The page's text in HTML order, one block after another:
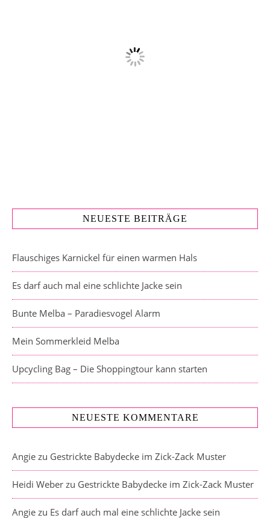
NEUESTE BEITRÄGE
Flauschiges Karnickel für einen warmen Hals
Es darf auch mal eine schlichte Jacke sein
Bunte Melba – Paradiesvogel Alarm
Mein Sommerkleid Melba
Upcycling Bag – Die Shoppingtour kann starten
NEUESTE KOMMENTARE
Angie zu Gestrickte Babydecke im Zick-Zack Muster
Heidi Weber zu Gestrickte Babydecke im Zick-Zack Muster
Angie zu Es darf auch mal eine schlichte Jacke sein